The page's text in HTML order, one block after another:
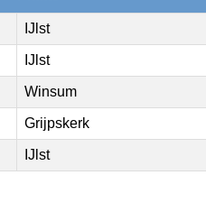
IJlst
IJlst
Winsum
Grijpskerk
IJlst